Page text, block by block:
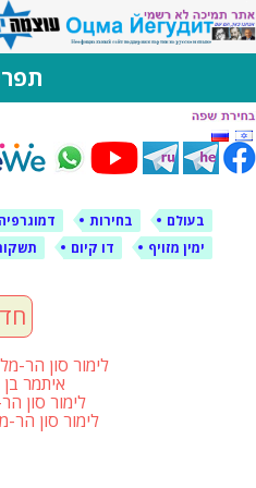
לימין
אתר תמיכה ברוסית ובעברית
דילוג
לתוכן
בעולם בחירות דמוגרפיה
ימין מזויף
דו קיום
לימור סון הר-
איתמר
לימור סון
לימור סון